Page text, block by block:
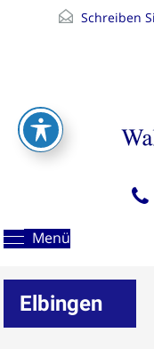
Schreiben
Menü
Elbingen